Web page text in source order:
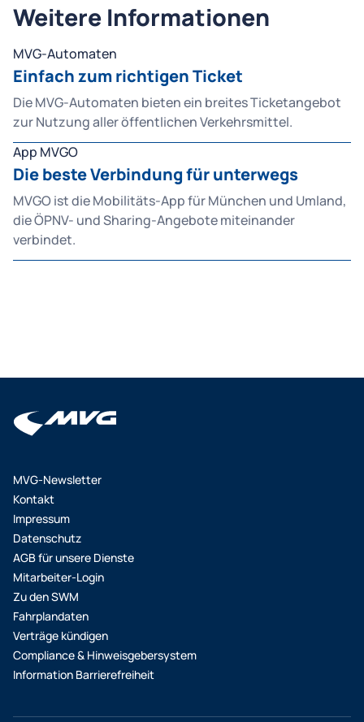
Weitere Informationen
MVG-Automaten
Einfach zum richtigen Ticket
Die MVG-Automaten bieten ein breites Ticketangebot
zur Nutzung aller öffentlichen Verkehrsmittel.
App MVGO
Die beste Verbindung für unterwegs
MVGO ist die Mobilitäts-App für München und Umland,
die ÖPNV- und Sharing-Angebote miteinander
verbindet.
MVG-Newsletter
Kontakt
Impressum
Datenschutz
AGB für unsere Dienste
Mitarbeiter-Login
Zu den SWM
Fahrplandaten
Verträge kündigen
Compliance & Hinweisgebersystem
Information Barrierefreiheit